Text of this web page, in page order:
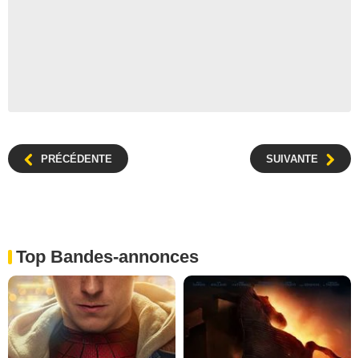
PRÉCÉDENTE SUIVANTE
Top Bandes-annonces